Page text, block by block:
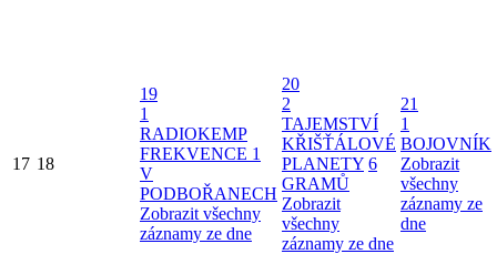
17 18
19
1
RADIOKEMP
FREKVENCE 1
V
PODBOŘANECH
Zobrazit všechny
záznamy ze dne
20
2
TAJEMSTVÍ
KŘIŠŤÁLOVÉ
PLANETY 6
GRAMŮ
Zobrazit
všechny
záznamy ze dne
21
1
BOJOVNÍK
Zobrazit
všechny
záznamy ze
dne